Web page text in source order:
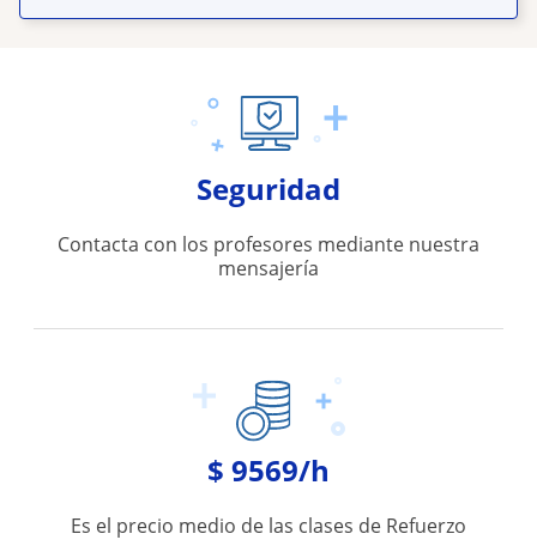
Seguridad
Contacta con los profesores mediante nuestra
mensajería
$ 9569/h
Es el precio medio de las clases de Refuerzo